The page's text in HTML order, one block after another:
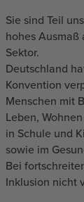
Sie sind Teil
hohes
Sektor.
Deutschland
Konvention
Menschen mit
Leben,
in Schule und
sowie im
Bei
Inklusion nicht